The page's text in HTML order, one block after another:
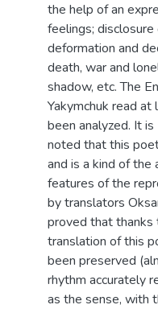
the help of an
feelings;
deformation and
death, war and
shadow, etc. The
Yakymchuk read
been analyzed. It is
noted that this
and is a kind of the
features of the
by translators
proved that thanks
translation of this
been preserved
rhythm accurately
as the sense, with